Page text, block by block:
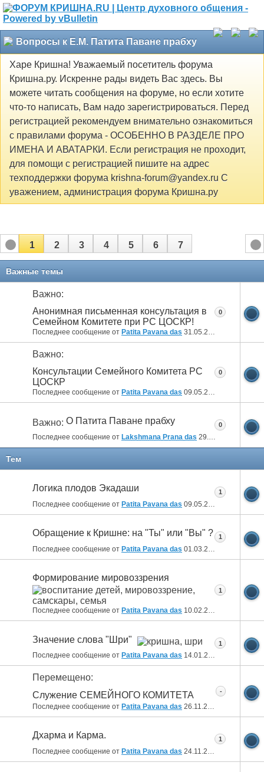
Вопросы к Е.М. Патита Паване прабху
Харе Кришна! Уважаемый посетитель форума
Кришна.ру. Искренне рады видеть Вас здесь. Вы
можете читать сообщения на форуме, но если хотите
что-то написать, Вам надо зарегистрироваться. Перед
регистрацией рекомендуем внимательно ознакомиться
с правилами форума - ОСОБЕННО В РАЗДЕЛЕ ПРО
ИМЕНА И АВАТАРКИ. Если регистрация не проходит,
для помощи с регистрацией пишите на адрес
техподдержки форума krishna-forum@yandex.ru С
уважением, администрация форума Кришна.ру
1 2 3 4 5 6 7
Важные темы
Важно:
Анонимная письменная консультация в
Семейном Комитете при РС ЦОСКР!
Последнее сообщение от Patita Pavana das 31.05.2017
0
Важно:
Консультации Семейного Комитета РС
ЦОСКР
Последнее сообщение от Patita Pavana das 09.05.2017
0
Важно: О Патита Паване прабху
Последнее сообщение от Lakshmana Prana das 29.04.2011 08:12
0
Тем
Логика плодов Экадаши
Последнее сообщение от Patita Pavana das 09.05.2017
1
Обращение к Кришне: на "Ты" или "Вы" ?
Последнее сообщение от Patita Pavana das 01.03.2017
1
Формирование мировоззрения
Последнее сообщение от Patita Pavana das 10.02.2017
1
Значение слова "Шри"
Последнее сообщение от Patita Pavana das 14.01.2017
1
Перемещено:
Служение СЕМЕЙНОГО КОМИТЕТА
Последнее сообщение от Patita Pavana das 26.11.2016
-
Дхарма и Карма.
Последнее сообщение от Patita Pavana das 24.11.2016
1